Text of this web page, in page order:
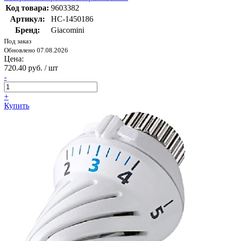
Код товара: 9603382
Артикул:
НС-1450186
Бренд:
Giacomini
Под заказ
Обновлено 07.08.2026
Цена:
720.40 руб. / шт
-
+
Купить